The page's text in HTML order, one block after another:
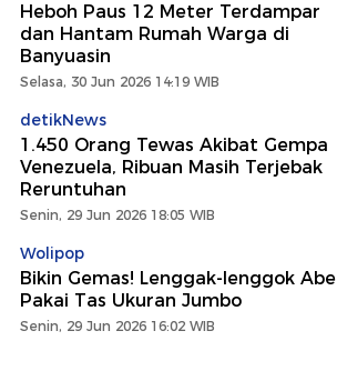
Heboh Paus 12 Meter Terdampar
dan Hantam Rumah Warga di
Banyuasin
Selasa, 30 Jun 2026 14:19 WIB
detikNews
1.450 Orang Tewas Akibat Gempa
Venezuela, Ribuan Masih Terjebak
Reruntuhan
Senin, 29 Jun 2026 18:05 WIB
Wolipop
Bikin Gemas! Lenggak-lenggok Abe
Pakai Tas Ukuran Jumbo
Senin, 29 Jun 2026 16:02 WIB